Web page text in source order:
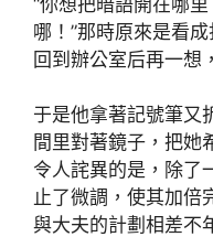
哪！”那時原來是看
回到辦公室后再一想
于是他拿著記號筆又
間里對著鏡子，把她
令人詫異的是，除了
止了微調，使其加倍
與大夫的計劃相差不